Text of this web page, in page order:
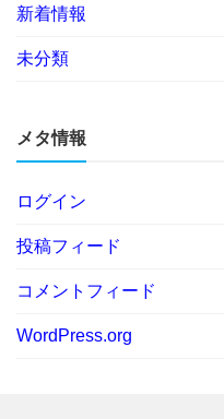
新着情報
未分類
メタ情報
ログイン
投稿フィード
コメントフィード
WordPress.org